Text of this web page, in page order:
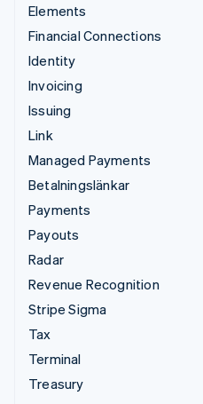
Elements
Financial Connections
Identity
Invoicing
Issuing
Link
Managed Payments
Betalningslänkar
Payments
Payouts
Radar
Revenue Recognition
Stripe Sigma
Tax
Terminal
Treasury